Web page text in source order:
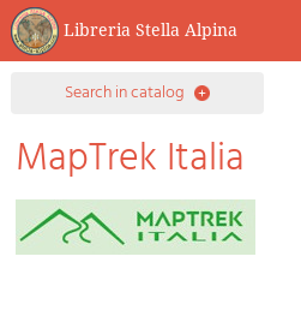
Libreria Stella Alpina
0Item(s) In Your Cart
Facebook
Create Account
search in catalog
MapTrek Italia